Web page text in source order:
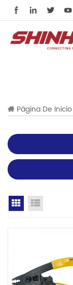
Página De Inicio
Grid View